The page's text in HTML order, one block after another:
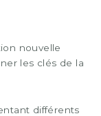
nouvelle
les clés de la
différents